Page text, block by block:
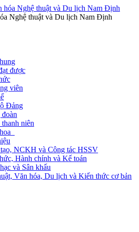
Nghệ thuật và Du lịch Nam Định
được
viên
Đảng
niên
NCKH và Công tác HSSV
Hành chính và Kế toán
và Sân khấu
Văn hóa, Du lịch và Kiến thức cơ bản